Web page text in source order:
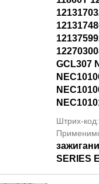
GCL307
Штрих-
SERIES